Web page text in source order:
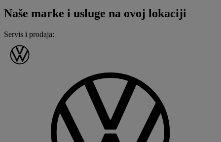
Naše marke i usluge na ovoj lokaciji
Servis i prodaja: